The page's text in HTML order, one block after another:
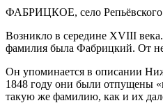
ФАБРИЦКОЕ, село Репьёвского
Возникло в середине XVIII
фамилия была Фабрицкий. От
Он упоминается в описании
1848 году они были отпущены
такую же фамилию, как и их